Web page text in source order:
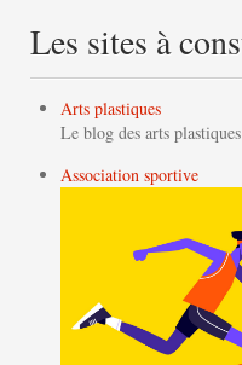
Les sites à
Arts plastiques
Le blog des arts
Association sportive